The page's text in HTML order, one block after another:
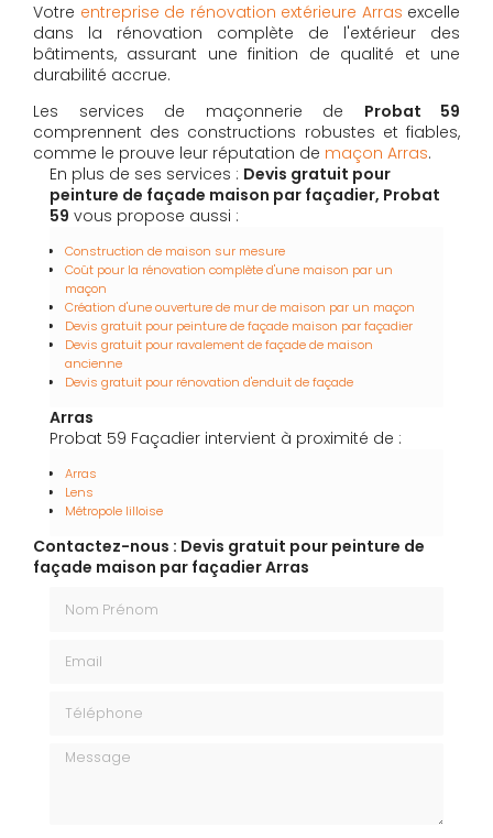
Votre entreprise de rénovation extérieure Arras excelle
dans la rénovation complète de l'extérieur des
bâtiments, assurant une finition de qualité et une
durabilité accrue.
Les services de maçonnerie de Probat 59
comprennent des constructions robustes et fiables,
comme le prouve leur réputation de maçon Arras.
En plus de ses services : Devis gratuit pour
peinture de façade maison par façadier, Probat
59 vous propose aussi :
Construction de maison sur mesure
Coût pour la rénovation complète d'une maison par un
maçon
Création d'une ouverture de mur de maison par un maçon
Devis gratuit pour peinture de façade maison par façadier
Devis gratuit pour ravalement de façade de maison
ancienne
Devis gratuit pour rénovation d'enduit de façade
Arras
Probat 59 Façadier intervient à proximité de :
Arras
Lens
Métropole lilloise
Contactez-nous : Devis gratuit pour peinture de
façade maison par façadier Arras
Message